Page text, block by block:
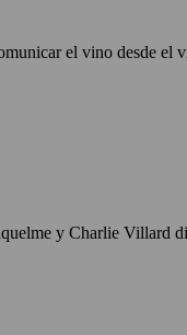
el vino desde el
y Charlie Villard